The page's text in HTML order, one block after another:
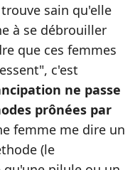
sain qu'elle
à se débrouiller
que ces femmes
c'est
ne passe
prônées par
femme me dire un
(le